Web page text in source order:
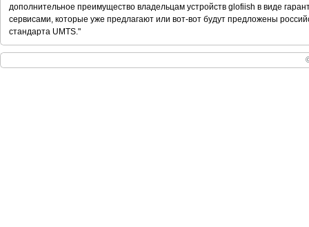
дополнительное преимущество владельцам устройств glofiish в виде
сервисами, которые уже предлагают или вот-вот будут предложены
стандарта UMTS."